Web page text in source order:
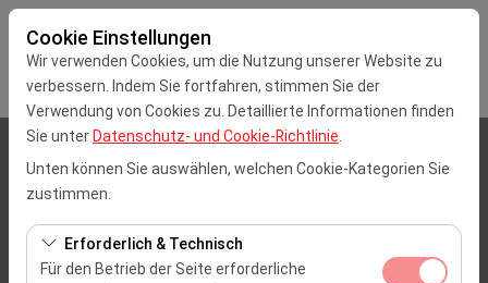
Cookie Einstellungen
Wir verwenden Cookies, um die Nutzung unserer Website zu
verbessern. Indem Sie fortfahren, stimmen Sie der
Verwendung von Cookies zu. Detaillierte Informationen finden
Sie unter Datenschutz- und Cookie-Richtlinie
Unten können Sie auswählen, welchen Cookie-Kategorien Sie
zustimmen.
Erforderlich & Technisch
Für den Betrieb der Seite erforderliche
İstanbul Sabiha Gokcen Flughafen (SAW)
Eine andere Rückgabestation auswählen